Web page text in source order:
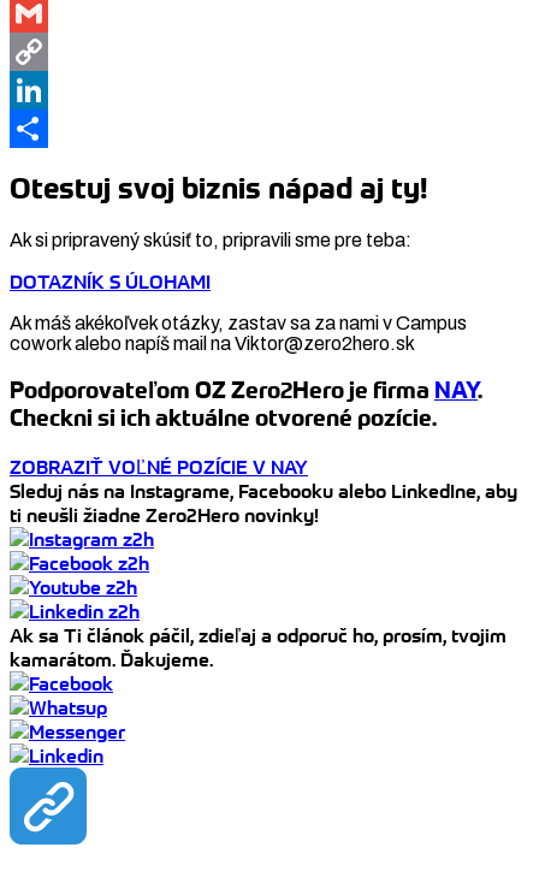
WhatsApp
Gmail
Copy
Link
LinkedIn
Otestuj svoj biznis nápad aj ty!
Ak si pripravený skúsiť to, pripravili sme pre teba:
DOTAZNÍK S ÚLOHAMI
Ak máš akékoľvek otázky, zastav sa za nami v Campus
cowork alebo napíš mail na Viktor@zero2hero.sk
Podporovateľom OZ Zero2Hero je firma NAY.
Checkni si ich aktuálne otvorené pozície.
ZOBRAZIŤ VOĽNÉ POZÍCIE V NAY
Sleduj nás na Instagrame, Facebooku alebo LinkedIne, aby
ti neušli žiadne Zero2Hero novinky!
Ak sa Ti článok páčil, zdieľaj a odporuč ho, prosím, tvojim
kamarátom. Ďakujeme.